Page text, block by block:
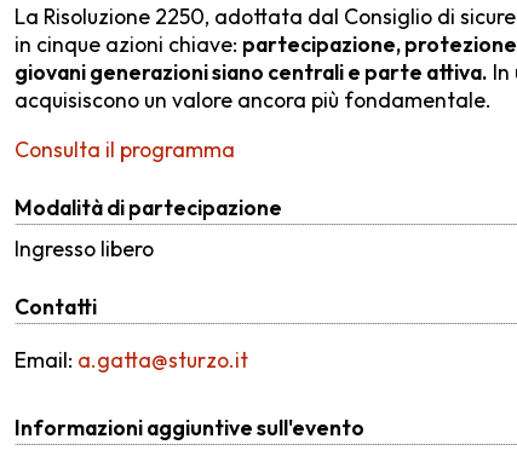
La Risoluzione 2250, adottata dal Consiglio di
in cinque azioni chiave: partecipazione,
giovani generazioni siano centrali e parte attiva.
acquisiscono un valore ancora più fondamentale.
Consulta il programma
Modalità di partecipazione
Ingresso libero
Contatti
Email: a.gatta@sturzo.it
Informazioni aggiuntive sull'evento